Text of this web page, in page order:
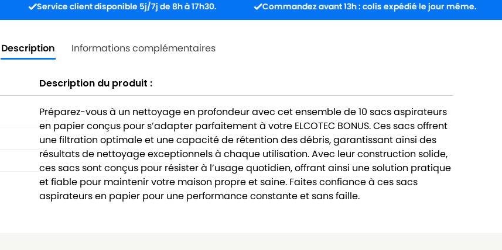
Service client disponible 5j/7j de 8h à 17h30. Commandez avant 13h : colis expédié le jour même.
Description Informations complémentaires
Description du produit :
Préparez-vous à un nettoyage en profondeur avec cet ensemble de 10 sacs aspirateurs
en papier conçus pour s’adapter parfaitement à votre ELCOTEC BONUS. Ces sacs offrent
une filtration optimale et une capacité de rétention des débris, garantissant ainsi des
résultats de nettoyage exceptionnels à chaque utilisation. Avec leur construction solide,
ces sacs sont conçus pour résister à l’usage quotidien, offrant ainsi une solution pratique
et fiable pour maintenir votre maison propre et saine. Faites confiance à ces sacs
aspirateurs en papier pour une performance constante et sans faille.